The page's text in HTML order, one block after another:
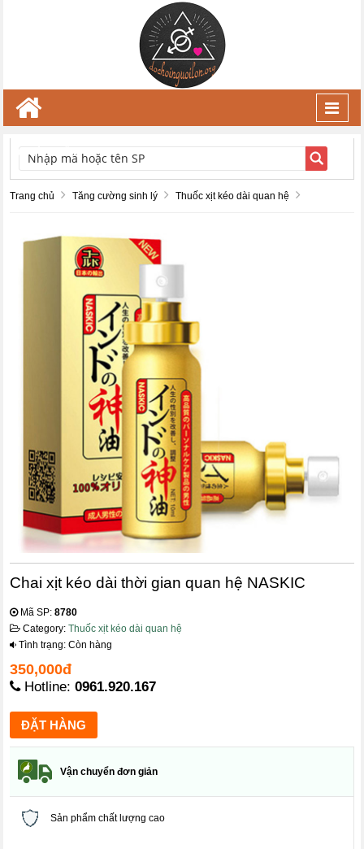
TÌM KIẾM
Trang chủ Tăng cường sinh lý Thuốc xịt kéo dài quan hệ
Chai xịt kéo dài thời gian quan hệ NASKIC
Mã SP:8780
Category:Thuốc xịt kéo dài quan hệ
Tình trạng: Còn hàng
350,000đ
Hotline:0961.920.167
Vận chuyển đơn giản
Sản phẩm chất lượng cao